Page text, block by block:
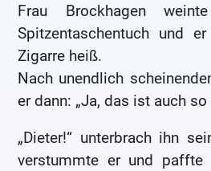
Frau Brockhagen
Spitzentaschentuch und
Zigarre heiß.
Nach unendlich
er dann: „Ja, das ist auch
„Dieter!“ unterbrach ihn
verstummte er und paffte